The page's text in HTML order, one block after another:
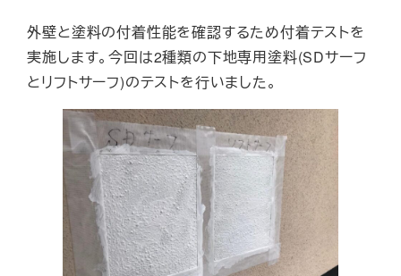
外壁と塗料の付着性能を確認するため付着テストを
実施します。今回は2種類の下地専用塗料(SDサーフ
とリフトサーフ)のテストを行いました。